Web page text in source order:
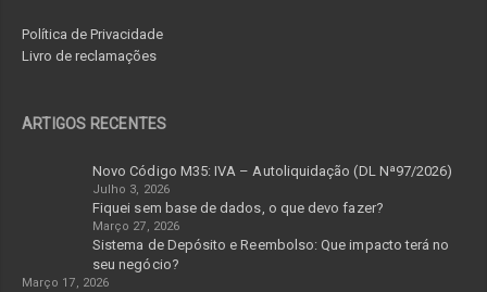
Política de Privacidade
Livro de reclamações
ARTIGOS RECENTES
Novo Código M35: IVA – Autoliquidação (DL Nª97/2026)
Julho 3, 2026
Fiquei sem base de dados, o que devo fazer?
Março 27, 2026
Sistema de Depósito e Reembolso: Que impacto terá no
seu negócio?
Março 17, 2026